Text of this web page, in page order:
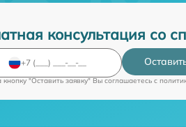
консультация со
"Оставить заявку" Вы соглашаетесь c